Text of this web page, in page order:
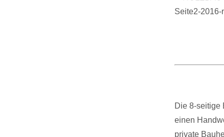
Die 8-seitige
einen
private